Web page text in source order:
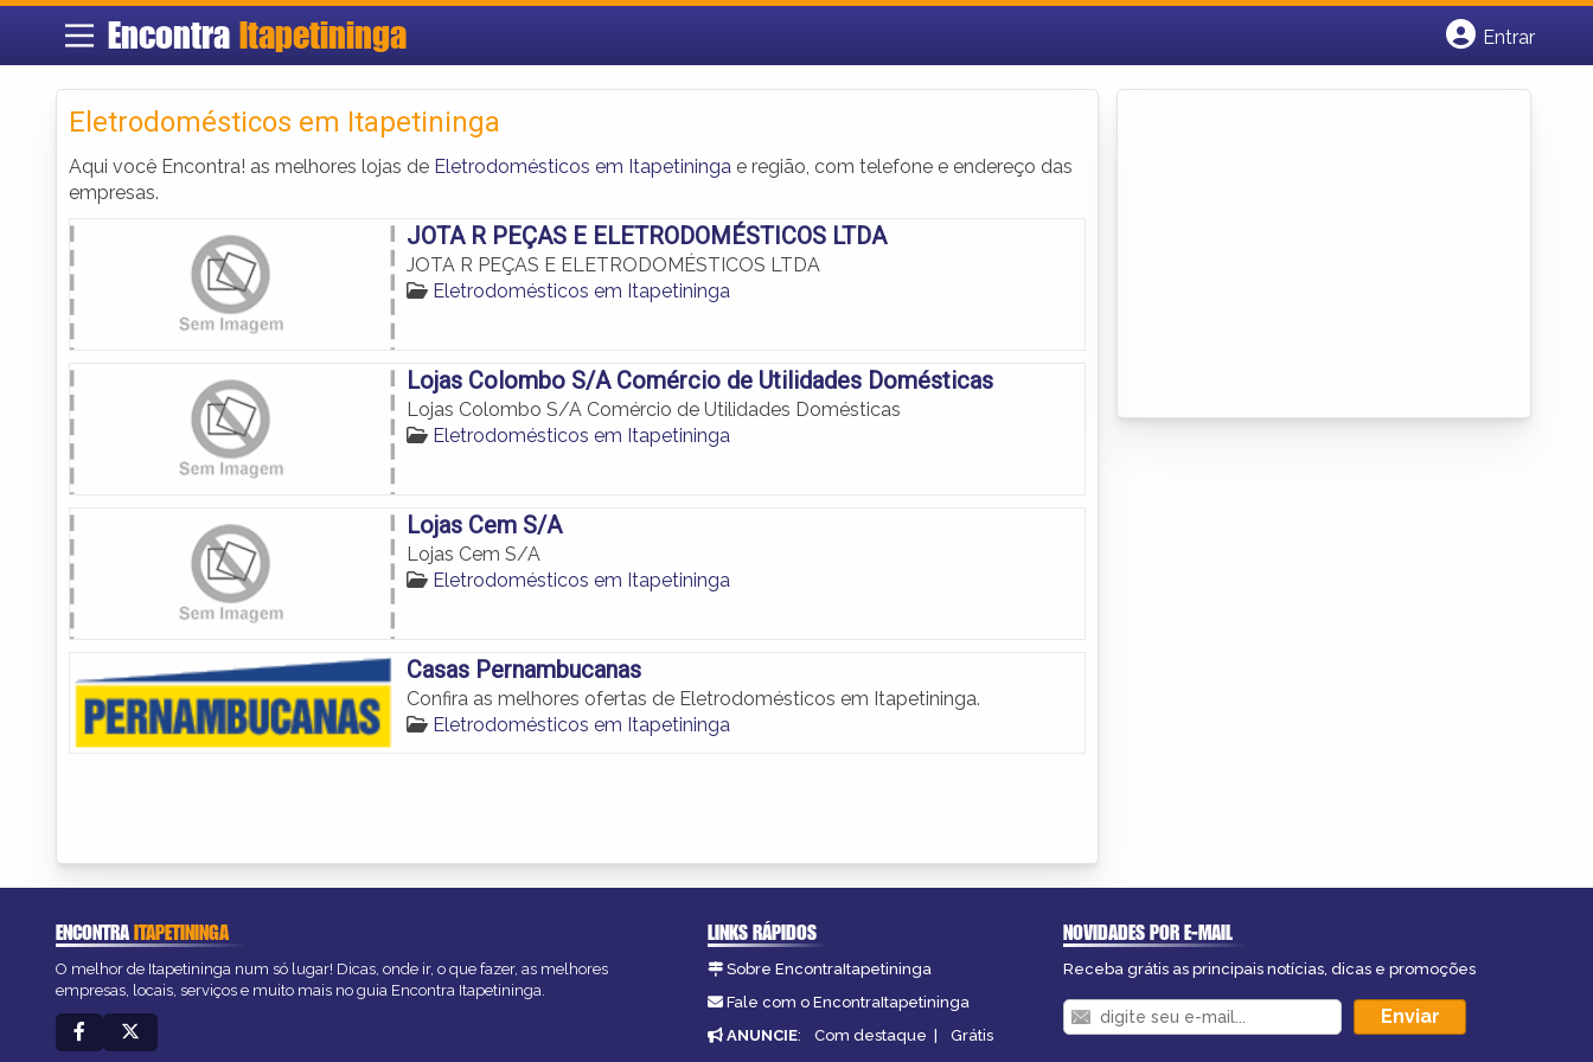
Encontra Itapetininga
Entrar
Eletrodomésticos em Itapetininga
Aqui você Encontra! as melhores lojas de Eletrodomésticos em Itapetininga e região, com telefone e endereço das
empresas.
JOTA R PEÇAS E ELETRODOMÉSTICOS LTDA
JOTA R PEÇAS E ELETRODOMÉSTICOS LTDA
Eletrodomésticos em Itapetininga
Lojas Colombo S/A Comércio de Utilidades Domésticas
Lojas Colombo S/A Comércio de Utilidades Domésticas
Eletrodomésticos em Itapetininga
Lojas Cem S/A
Lojas Cem S/A
Eletrodomésticos em Itapetininga
Casas Pernambucanas
Confira as melhores ofertas de Eletrodomésticos em Itapetininga.
Eletrodomésticos em Itapetininga
ENCONTRAITAPETININGA
O melhor de Itapetininga num só lugar! Dicas, onde ir, o que fazer, as melhores
empresas, locais, serviços e muito mais no guia Encontra Itapetininga.
LINKS RÁPIDOS
Sobre EncontraItapetininga
Fale com o EncontraItapetininga
ANUNCIE: Com destaque | Grátis
NOVIDADES POR E-MAIL
Receba grátis as principais notícias, dicas e promoções